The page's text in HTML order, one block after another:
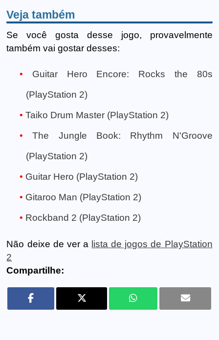
Veja também
Se você gosta desse jogo, provavelmente
também vai gostar desses:
Guitar Hero Encore: Rocks the 80s
(PlayStation 2)
Taiko Drum Master (PlayStation 2)
The Jungle Book: Rhythm N'Groove
(PlayStation 2)
Guitar Hero (PlayStation 2)
Gitaroo Man (PlayStation 2)
Rockband 2 (PlayStation 2)
Não deixe de ver a lista de jogos de PlayStation
2
Compartilhe: